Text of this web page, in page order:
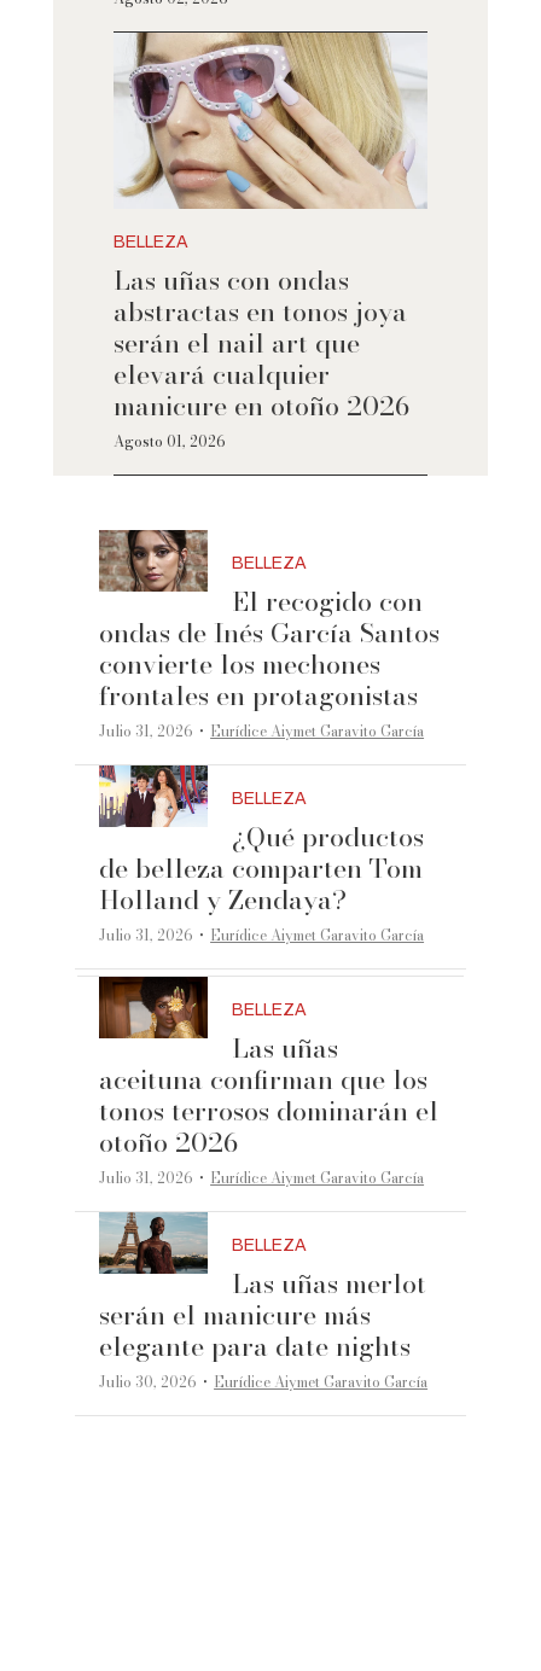
BELLEZA
Las uñas con ondas
abstractas en tonos joya
serán el nail art que
elevará cualquier
manicure en otoño 2026
Agosto 01, 2026
BELLEZA
El recogido con
ondas de Inés García Santos
convierte los mechones
frontales en protagonistas
Julio 31, 2026 ·Eurídice Aiymet Garavito García
BELLEZA
¿Qué productos
de belleza comparten Tom
Holland y Zendaya?
Julio 31, 2026 ·Eurídice Aiymet Garavito García
BELLEZA
Las uñas
aceituna confirman que los
tonos terrosos dominarán el
otoño 2026
Julio 31, 2026 ·Eurídice Aiymet Garavito García
BELLEZA
Las uñas merlot
serán el manicure más
elegante para date nights
Julio 30, 2026 ·Eurídice Aiymet Garavito García